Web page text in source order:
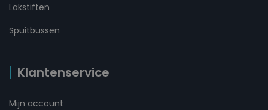
Lakstiften
Spuitbussen
Klantenservice
Mijn account